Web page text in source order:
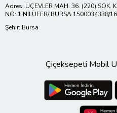
Adres: ÜÇEVLER MAH. 36. (220) SOK.
NO: 1 NİLÜFER/ BURSA 1500034338/
Şehir: Bursa
Çiçeksepeti Mobil